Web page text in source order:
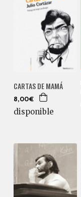
CARTAS DE MAMÁ
8,00€
disponible